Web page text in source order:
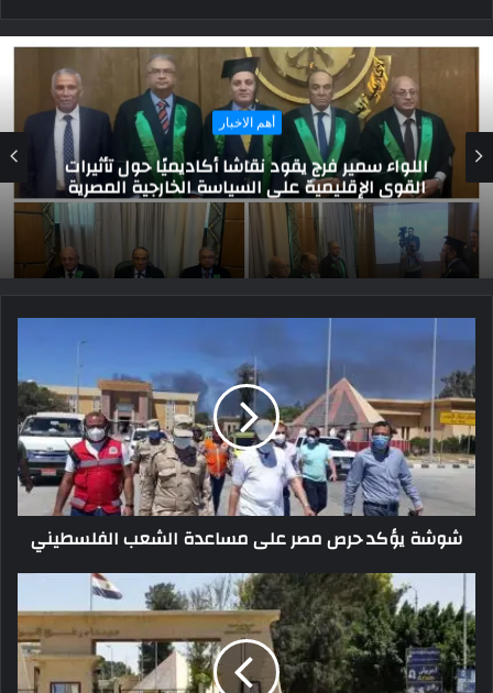
أهم الاخبار
الرئيس السيسي يصدر قرار جمهوريا بالعفو
الرئاسي عن المحكوم عليهم قضية حق العودة
شوشة يؤكد حرص مصر على مساعدة الشعب الفلسطيني